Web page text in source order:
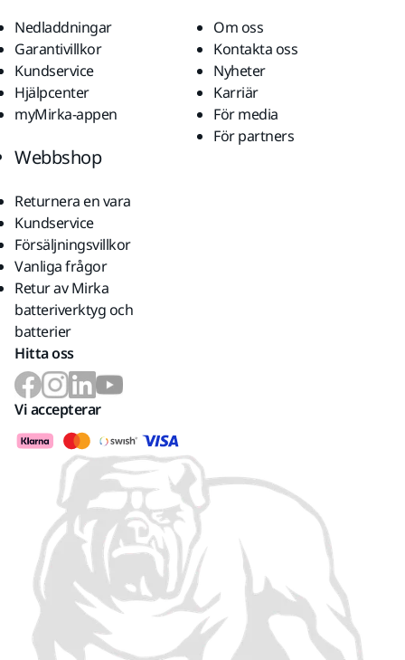
Nedladdningar
Garantivillkor
Kundservice
Hjälpcenter
myMirka-appen
Om oss
Kontakta oss
Nyheter
Karriär
För media
För partners
Webbshop
Returnera en vara
Kundservice
Försäljningsvillkor
Vanliga frågor
Retur av Mirka
batteriverktyg och
batterier
Hitta oss
Vi accepterar